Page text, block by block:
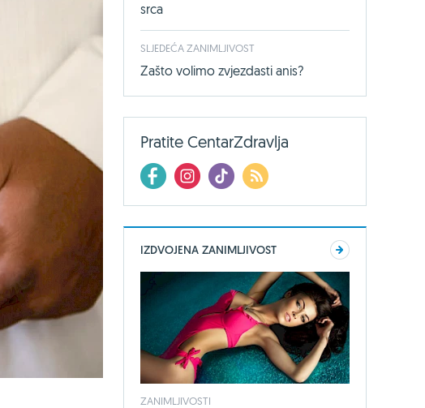
srca
SLJEDEĆA ZANIMLJIVOST
Zašto volimo zvjezdasti anis?
Pratite CentarZdravlja
IZDVOJENA ZANIMLJIVOST
ZANIMLJIVOSTI